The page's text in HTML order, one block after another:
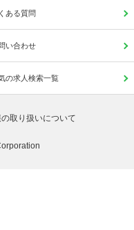
ある質問
い合わせ
の求人検索一覧
取り扱いについて